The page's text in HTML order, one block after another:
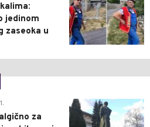
jedinom
zaseoka u
4
za